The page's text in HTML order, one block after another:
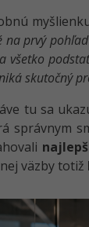
na prvý
všetko
skutočný
tu sa
správnym
väzby totiž